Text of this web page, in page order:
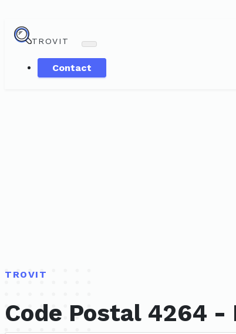
TROVIT
Contact
TROVIT
Code Postal 4264 -